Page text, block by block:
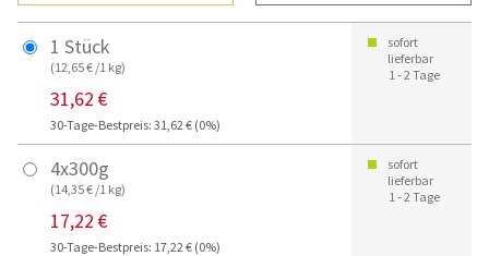
1 Stück
(12,65 € /1 kg)
31,62 €
30-Tage-Bestpreis: 31,62 € (0%)
sofort
lieferbar
1 - 2 Tage
4x300g
(14,35 € /1 kg)
17,22 €
30-Tage-Bestpreis: 17,22 € (0%)
sofort
lieferbar
1 - 2 Tage